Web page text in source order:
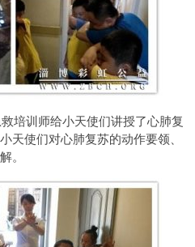
训师给小天使们讲授了心肺复
天使们对心肺复苏的动作要领、
。